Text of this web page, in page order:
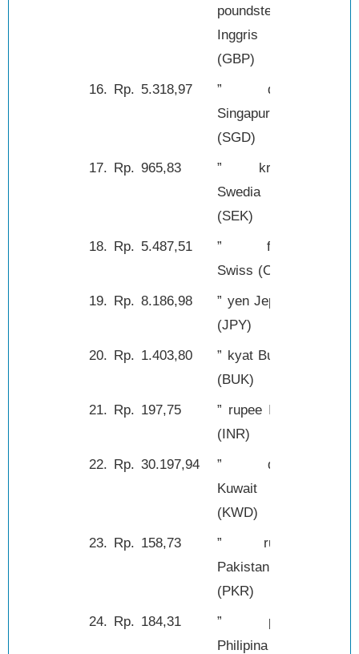
poundsterling
Inggris
(GBP)
16. Rp. 5.318,97
” dolar
Singapura
(SGD)
17. Rp. 965,83
” kroner
Swedia
(SEK)
18. Rp. 5.487,51
” franc
Swiss (CHF)
19. Rp. 8.186,98
” yen Jepang
(JPY)
20. Rp. 1.403,80
” kyat Burma
(BUK)
21. Rp. 197,75
” rupee India
(INR)
22. Rp. 30.197,94
” dinar
Kuwait
(KWD)
23. Rp. 158,73
” rupee
Pakistan
(PKR)
24. Rp. 184,31
” peso
Philipina